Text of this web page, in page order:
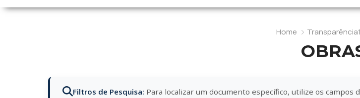
Home Transparência1
Filtros de Pesquisa: Para localizar um documento específico, utilize os campos